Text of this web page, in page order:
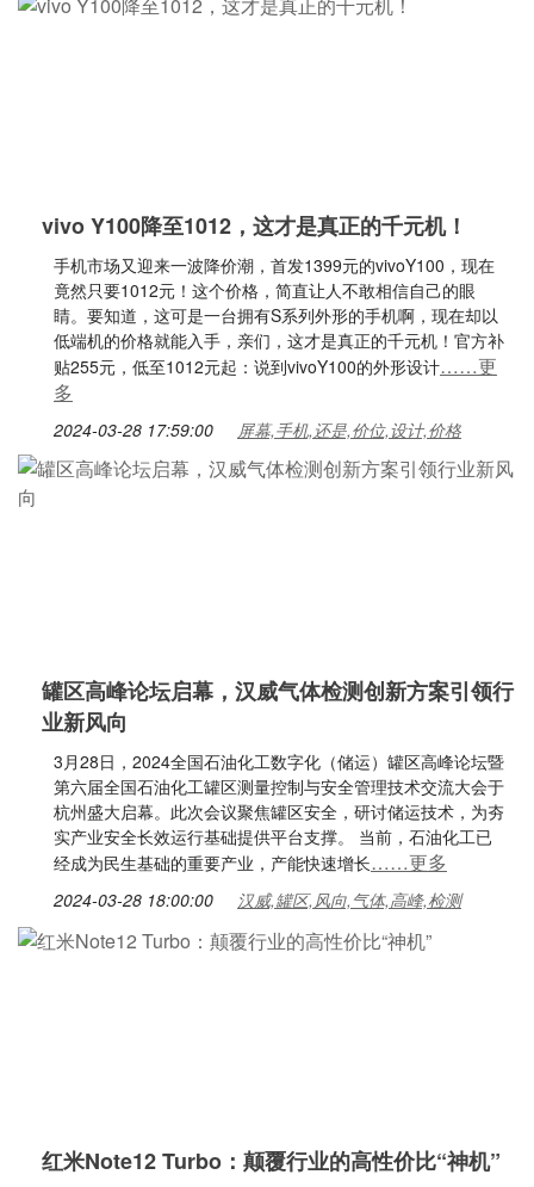
vivo Y100降至1012，这才是真正的千元机！
手机市场又迎来一波降价潮，首发1399元的vivoY100，现在
竟然只要1012元！这个价格，简直让人不敢相信自己的眼
睛。要知道，这可是一台拥有S系列外形的手机啊，现在却以
低端机的价格就能入手，亲们，这才是真正的千元机！官方补
贴255元，低至1012元起：说到vivoY100的外形设计……更
多
2024-03-28 17:59:00 屏幕,手机,还是,价位,设计,价格
罐区高峰论坛启幕，汉威气体检测创新方案引领行
业新风向
3月28日，2024全国石油化工数字化（储运）罐区高峰论坛暨
第六届全国石油化工罐区测量控制与安全管理技术交流大会于
杭州盛大启幕。此次会议聚焦罐区安全，研讨储运技术，为夯
实产业安全长效运行基础提供平台支撑。 当前，石油化工已
经成为民生基础的重要产业，产能快速增长……更多
2024-03-28 18:00:00 汉威,罐区,风向,气体,高峰,检测
红米Note12 Turbo：颠覆行业的高性价比“神机”